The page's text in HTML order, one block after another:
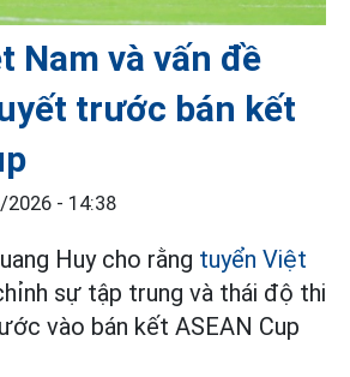
Nam và vấn đề
trước bán kết
2026 - 14:38
Huy cho rằng tuyển Việt
sự tập trung và thái độ thi
vào bán kết ASEAN Cup